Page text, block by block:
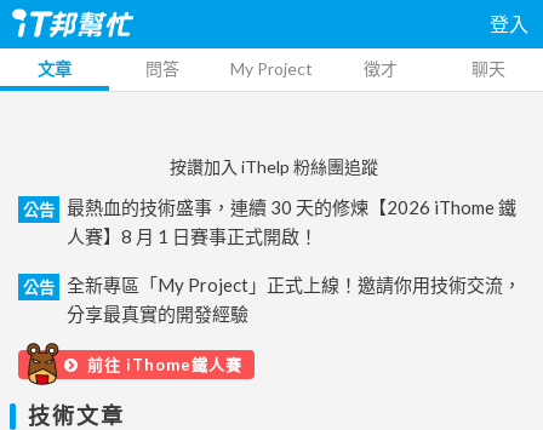
登入
文章 問答 My Project 徵才 聊天
按讚加入 iThelp 粉絲團追蹤
公告
最熱血的技術盛事，連續 30 天的修煉【2026 iThome 鐵
人賽】8 月 1 日賽事正式開啟！
公告
全新專區「My Project」正式上線！邀請你用技術交流，
分享最真實的開發經驗
前往 iThome鐵人賽
技術文章